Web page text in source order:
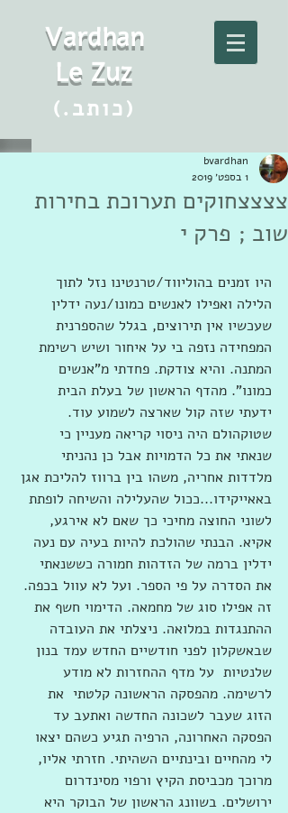
Vardhan
Le Zuz
(.כותב)
צצצצחוקים תערוכת בחירות
שוב ; פרק י
bvardhan
1 בספט׳ 2019
היו זמנים בהוליווד/טרנטינו נזל לתוך
הלילה ואפילו לאנשים כמונו/נעה ידלין
שעכשיו אין תירוצים, בגלל שהספרנית
המפחידה נזפה בי על איחור ושיש רשימת
המתנה. והיא צודקת. פחדתי מ"אנשים
כמונו". מהדף הראשון של בעלת הבית
ידעתי שזה קול שארצה לשמוע עוד.
שטוקהולם היה ניסוי קריאה מעניין כי
שנאתי את כל הדמויות אבל כן נהניתי
מלדדות אחריה, משהו בין ברווז להליכת אגן
באאייקידו...ככול שהעלילה והשיחה לופתת
לשוני החוצה מחיכי כך שאם לא אירגע,
אקיא. הבנתי שהולכת להיות בעיה עם נעה
ידלין ברמה של הזדהות חמורה כששנאתי
את הסדרה על פי הספר. ועל לא עוול בכפה.
זה אפילו סוג של מחמאה. הדימוי חשף את
ההתנגדות במלואה. ניצלתי את העובדה
שבאשקלון לפני חודשיים החדש עמד בנון
שלנטיות  על מדף ההחזרות לא מודע
לרשימה. מהפסקה הראשונה קלטתי  את
הזוג שעבר לשכונה החדשה ואתעב עד
הפסקה האחרונה, הרפיה תגיע כשהם יצאו
לי מהחיים ובינתיים השהיתי. חזרתי אליו,
מרוכך מכביסת הקיץ ורפוי מסינדרום
ירושלים. בשוונג הראשון של הבוקר היא